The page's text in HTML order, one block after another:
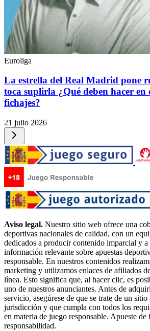
Euroliga
La estrella del Real Madrid pone
toca suplirla ¿Qué deben hacer en
fichajes?
21 julio 2026
Aviso legal. Nuestro sitio web ofrece una
deportivas nacionales de calidad, con un
dedicados a producir contenido imparcial y
información relevante sobre apuestas
responsable. En nuestros contenidos
marketing y utilizamos enlaces de afiliados
línea. Esto significa que, al hacer clic, es
uno de nuestros anunciantes. Antes de
servicio, asegúrese de que se trate de un
jurisdicción y que cumpla con todos los
en materia de juego responsable. Apueste de
responsabilidad.